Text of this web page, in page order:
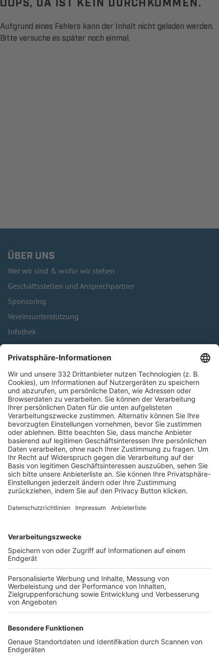
Aufgrund eines Fehlers kann der Inhalt nicht geladen werden.
Bitte versuche es später noch einmal.
ÜBER UNS
Wer wir sind & wofür wir stehen
Geschäftsstellen und Ansprechpartner
Sponsoring
Vereinsunterstützung
Infothek
Kontakt
HÄUFIG BESUCHTE SEITEN
Pässe und Vereinswechsel
Trainerausbildung
Schulungsangebot Vereinsmitarbeiter
BFV-Geschäftsstellen
Trainerbörse
Login SpielPlus
FOLGE DEM BFV
TOP-VEREINE
TOP-PARTNER